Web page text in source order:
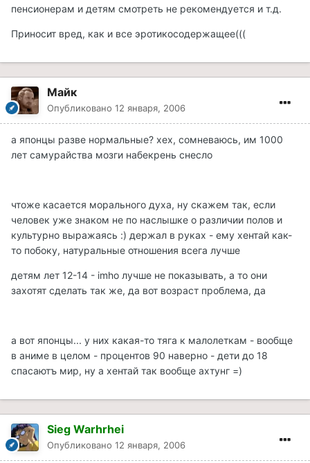
пенсионерам и детям смотреть не рекомендуется и т.д.
Приносит вред, как и все эротикосодержащее(((
Майк
Опубликовано 12 января, 2006
а японцы разве нормальные? хех, сомневаюсь, им 1000
лет самурайства мозги набекрень снесло
чтоже касается морального духа, ну скажем так, если
человек уже знаком не по наслышке о различии полов и
культурно выражаясь :) держал в руках - ему хентай как-
то побоку, натуральные отношения всега лучше
детям лет 12-14 - imho лучше не показывать, а то они
захотят сделать так же, да вот возраст проблема, да
а вот японцы... у них какая-то тяга к малолеткам - вообще
в аниме в целом - процентов 90 наверно - дети до 18
спасаютъ мир, ну а хентай так вообще ахтунг =)
Sieg Warhrhei
Опубликовано 12 января, 2006